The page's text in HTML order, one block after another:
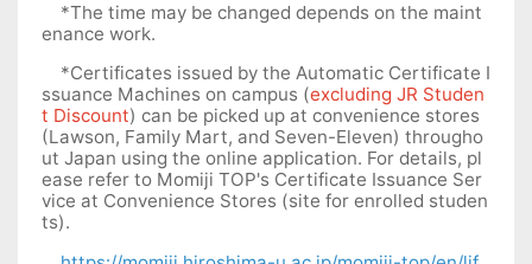
*The time may be changed depends on the maint
enance work.
*Certificates issued by the Automatic Certificate I
ssuance Machines on campus (excluding JR Studen
t Discount) can be picked up at convenience stores
(Lawson, Family Mart, and Seven-Eleven) througho
ut Japan using the online application. For details, pl
ease refer to Momiji TOP's Certificate Issuance Ser
vice at Convenience Stores (site for enrolled studen
ts).